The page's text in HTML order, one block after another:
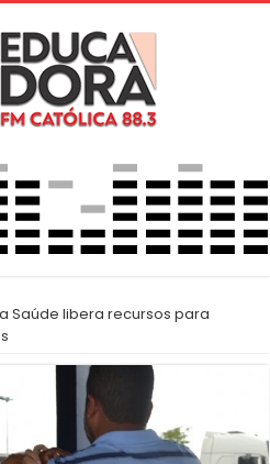
Saúde libera recursos para